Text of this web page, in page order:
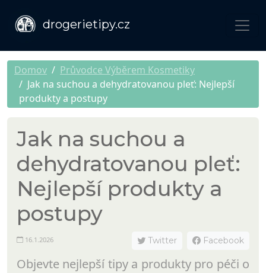
drogerietipy.cz
Domov
Průvodce Výběrem Kosmetiky
Jak na suchou a dehydratovanou pleť: Nejlepší
produkty a postupy
Jak na suchou a
dehydratovanou pleť:
Nejlepší produkty a
postupy
16.1.2026 Twitter Facebook
Objevte nejlepší tipy a produkty pro péči o